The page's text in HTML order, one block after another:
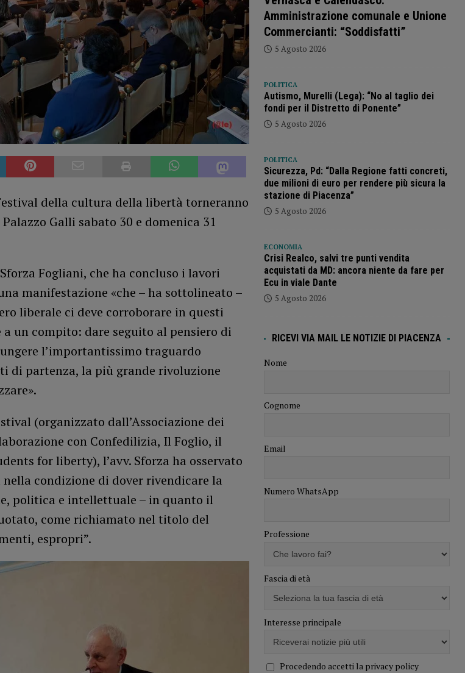
della cultura della libertà torneranno
Galli sabato 30 e domenica 31
Fogliani, che ha concluso i lavori
manifestazione «che – ha sottolineato –
liberale ci deve corroborare in questi
un compito: dare seguito al pensiero di
l’importantissimo traguardo
di partenza, la più grande rivoluzione
(organizzato dall’Associazione dei
con Confedilizia, Il Foglio, il
for liberty), l’avv. Sforza ha osservato
condizione di dover rivendicare la
politica e intellettuale – in quanto il
come richiamato nel titolo del
espropri”.
Amministrazione comunale e Unione
Commercianti: “Soddisfatti”
5 Agosto 2026
POLITICA
Autismo, Murelli (Lega): “No al taglio dei
fondi per il Distretto di Ponente”
5 Agosto 2026
POLITICA
Sicurezza, Pd: “Dalla Regione fatti concreti,
due milioni di euro per rendere più sicura la
stazione di Piacenza”
5 Agosto 2026
ECONOMIA
Crisi Realco, salvi tre punti vendita
acquistati da MD: ancora niente da fare per
Ecu in viale Dante
5 Agosto 2026
RICEVI VIA MAIL LE NOTIZIE DI PIACENZA
Nome
Cognome
Email
Numero WhatsApp
Professione
Fascia di età
Interesse principale
Procedendo accetti la privacy policy